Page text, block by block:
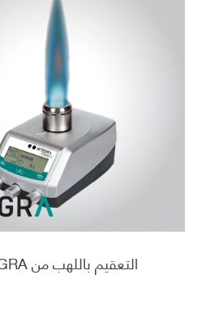
التعقيم باللهب من INTEGRA